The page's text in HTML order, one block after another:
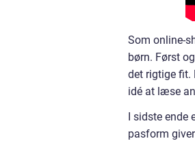
Som online-
børn. Først
det rigtige fit.
idé at læse
I sidste ende
pasform